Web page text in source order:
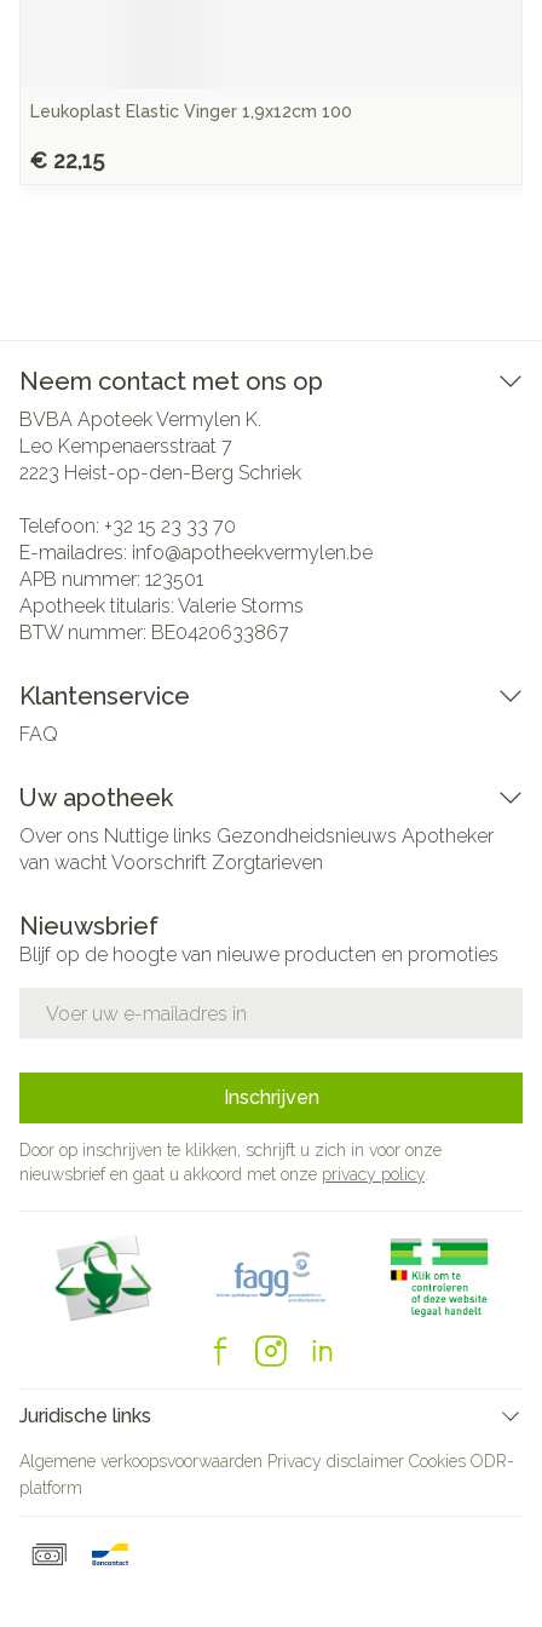
Leukoplast Elastic Vinger 1,9x12cm 100
€ 22,15
Neem contact met ons op
BVBA Apoteek Vermylen K.
Leo Kempenaersstraat 7
2223 Heist-op-den-Berg Schriek
Telefoon: +32 15 23 33 70
E-mailadres: info@apotheekvermylen.be
APB nummer: 123501
Apotheek titularis: Valerie Storms
BTW nummer: BE0420633867
Klantenservice
FAQ
Uw apotheek
Over ons Nuttige links Gezondheidsnieuws Apotheker
van wachtVoorschrift Zorgtarieven
Nieuwsbrief
Blijf op de hoogte van nieuwe producten en promoties
Inschrijven
Door op inschrijven te klikken, schrijft u zich in voor onze
nieuwsbrief en gaat u akkoord met onze privacy policy
Juridische links
Algemene verkoopsvoorwaarden Privacy disclaimer Cookies ODR-
platform